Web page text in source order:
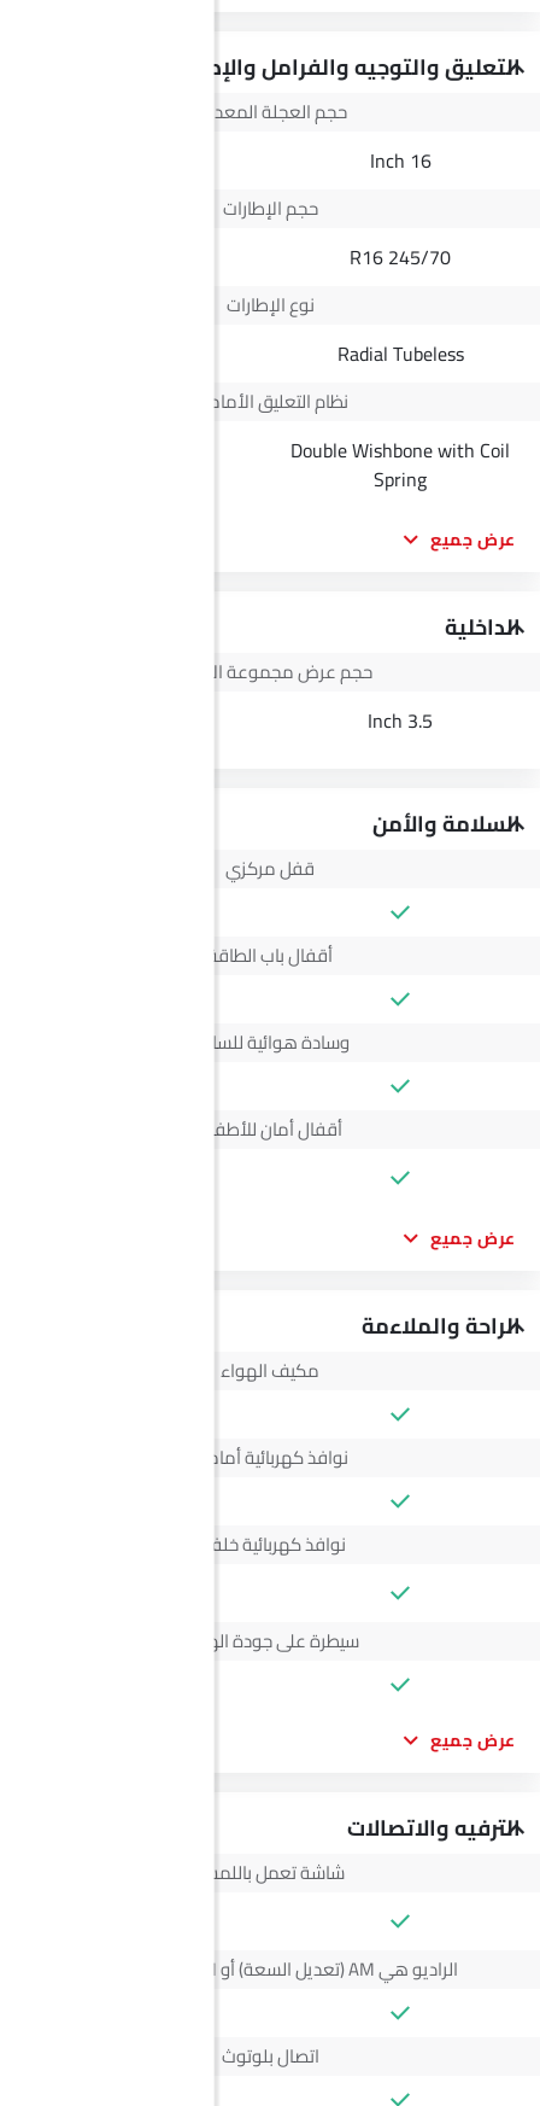
التعليق والتوجيه والفرامل والإطارات
حجم العجلة المعدنية
16 Inch
حجم الإطارات
245/70 R16
نوع الإطارات
Radial Tubeless
نظام التعليق الأمامي
Double Wishbone with Coil
Spring
عرض جميع
الداخلية
حجم عرض مجموعة الأجهزة
3.5 Inch
السلامة والأمن
قفل مركزي
أقفال باب الطاقة
وسادة هوائية للسائق
أقفال أمان للأطفال
عرض جميع
الراحة والملاءمة
مكيف الهواء
نوافذ كهربائية أمامية
نوافذ كهربائية خلفية
سيطرة على جودة الهواء
عرض جميع
الترفيه والاتصالات
شاشة تعمل باللمس
الراديو هي AM (تعديل السعة) أو FM (تضمين التردد)،
اتصال بلوتوث